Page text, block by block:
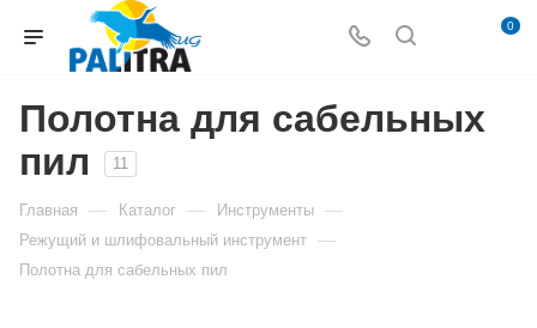
0
Полотна для сабельных
пил
11
Главная — Каталог — Инструменты —
Режущий и шлифовальный инструмент —
Полотна для сабельных пил